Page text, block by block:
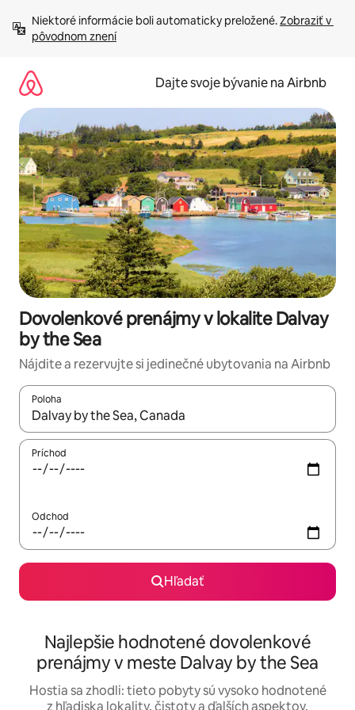
obsah.
Niektoré informácie boli automaticky preložené. Zobraziť v
pôvodnom znení
Dajte svoje bývanie na Airbnb
Dovolenkové prenájmy v lokalite Dalvay
by the Sea
Nájdite a rezervujte si jedinečné ubytovania na Airbnb
Poloha
Keď budú výsledky k dispozícii, môžete si ich prechádzať
Príchod
Odchod
Hľadať
Najlepšie hodnotené dovolenkové
prenájmy v meste Dalvay by the Sea
Hostia sa zhodli: tieto pobyty sú vysoko hodnotené
z hľadiska lokality, čistoty a ďalších aspektov.